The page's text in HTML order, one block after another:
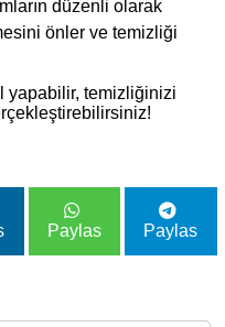
düzenli olarak
önler ve temizliği
yapabilir, temizliğinizi
Paylas Paylas